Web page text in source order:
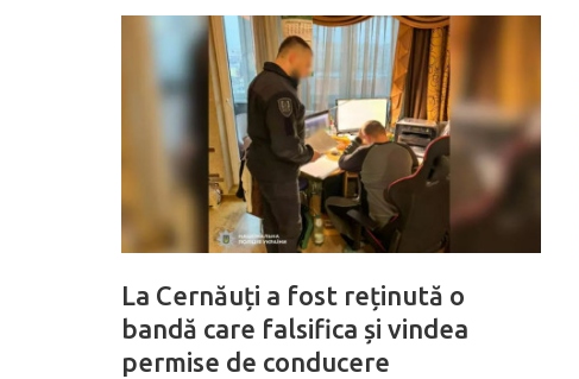
La Cernăuți a fost reținută o
bandă care falsifica și vindea
permise de conducere